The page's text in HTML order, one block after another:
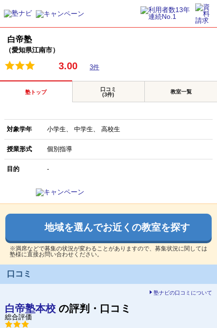
白帝塾
（愛知県江南市）
3.00 3件
塾トップ
口コミ
(3件)
教室一覧
対象学年 小学生 中学生 高校生
授業形式 個別指導
目的 -
地域を選んでお近くの教室を探す
※満席などで募集の状況が変わることがありますので、募集状況に関しては
塾様に直接お問い合わせください。
口コミ
塾ナビの口コミについて
白帝塾本校 の評判・口コミ
総合評価